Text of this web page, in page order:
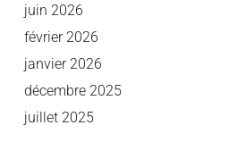
juin 2026
février 2026
janvier 2026
décembre 2025
juillet 2025